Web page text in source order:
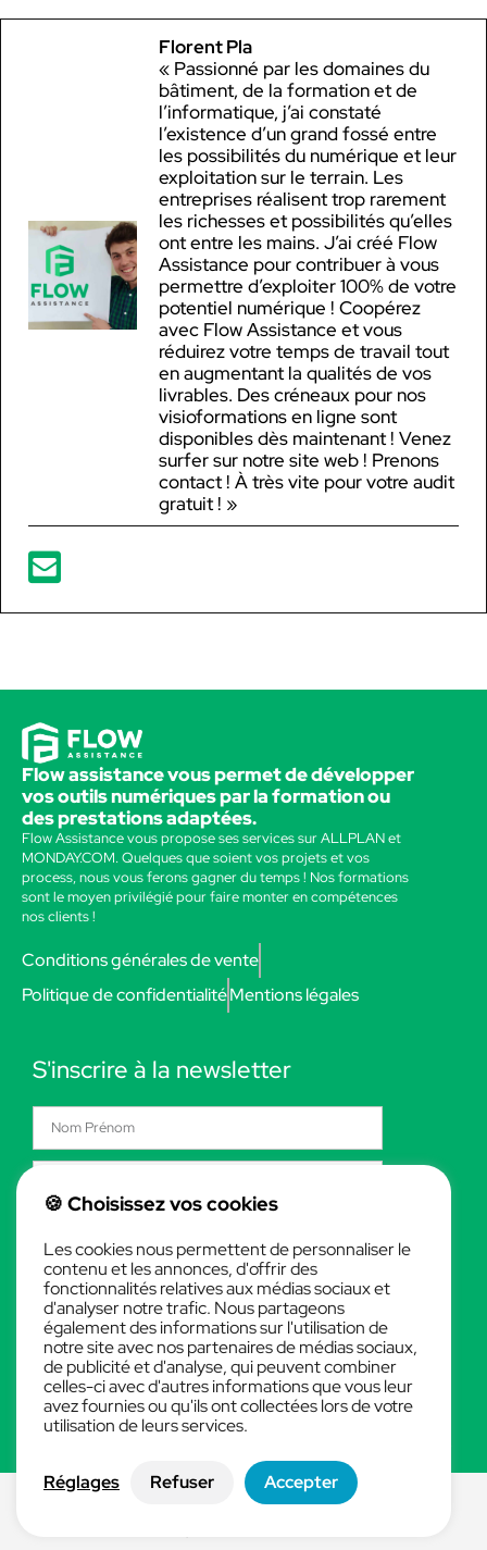
Florent Pla
« Passionné par les domaines du
bâtiment, de la formation et de
l’informatique, j’ai constaté
l’existence d’un grand fossé entre
les possibilités du numérique et leur
exploitation sur le terrain. Les
entreprises réalisent trop rarement
les richesses et possibilités qu’elles
ont entre les mains. J’ai créé Flow
Assistance pour contribuer à vous
permettre d’exploiter 100% de votre
potentiel numérique ! Coopérez
avec Flow Assistance et vous
réduirez votre temps de travail tout
en augmentant la qualités de vos
livrables. Des créneaux pour nos
visioformations en ligne sont
disponibles dès maintenant ! Venez
surfer sur notre site web ! Prenons
contact ! À très vite pour votre audit
gratuit ! »
Flow assistance vous permet de développer
vos outils numériques par la formation ou
des prestations adaptées.
Flow Assistance vous propose ses services sur ALLPLAN et
MONDAY.COM. Quelques que soient vos projets et vos
process, nous vous ferons gagner du temps ! Nos formations
sont le moyen privilégié pour faire monter en compétences
nos clients !
Conditions générales de vente
Politique de confidentialitéMentions légales
S'inscrire à la newsletter
S'INSCRIRE !
Formation
Optimisation
© 2023, TOUS DROITS RÉSERVÉS
🍪 Choisissez vos cookies
Les cookies nous permettent de personnaliser le
contenu et les annonces, d'offrir des
fonctionnalités relatives aux médias sociaux et
d'analyser notre trafic. Nous partageons
également des informations sur l'utilisation de
notre site avec nos partenaires de médias sociaux,
de publicité et d'analyse, qui peuvent combiner
celles-ci avec d'autres informations que vous leur
avez fournies ou qu'ils ont collectées lors de votre
utilisation de leurs services.
Réglages Refuser Accepter